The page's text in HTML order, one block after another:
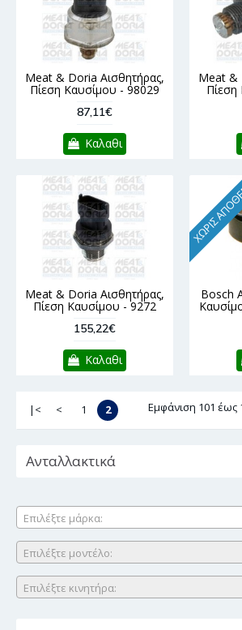
Meat & Doria Αισθητήρας,
Πίεση Καυσίμου - 98029
87,11€
Καλαθι
Meat &
Meat & Doria Αισθητήρας,
Πίεση Καυσίμου - 9272
155,22€
Καλαθι
ΧΩΡΊΣ
Bosch
|< < 1 2 Εμφάνιση 101 έως
Ανταλλακτικά
Επιλέξτε μάρκα:
Επιλέξτε μοντέλο:
Επιλέξτε κινητήρα: